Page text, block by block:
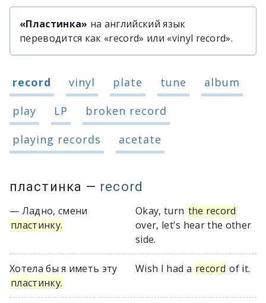
Быстрый перевод слова
«Пластинка» на английский язык
переводится как «record» или «vinyl record».
Варианты перевода слова
record vinyl plate tune
album
play
LP
broken record
playing records
acetate
пластинка — record
— Ладно, смени
пластинку.
Okay, turn the record
over, let's hear the other
side.
Хотела бы я иметь эту
пластинку.
Wish I had a record of it.